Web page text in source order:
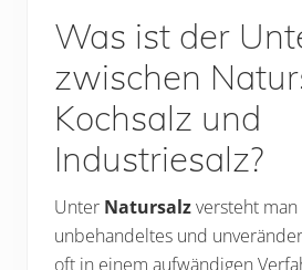
Was ist der
zwischen
Kochsalz und
Industriesalz?
Unter Natursalzversteht man
unbehandeltes und
oft in einem aufwändigen